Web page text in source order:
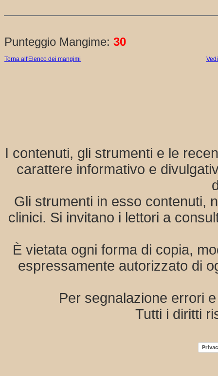
Punteggio Mangime: 30
Torna all'Elenco dei mangimi
I contenuti, gli strumenti e le
carattere informativo e
Gli strumenti in esso contenuti,
clinici. Si invitano i lettori a
È vietata ogni forma di copia,
espressamente autorizzato di
Per segnalazione errori
Tutti i diritti